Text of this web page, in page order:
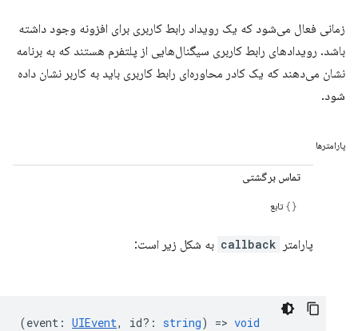
زمانی فعال می‌شود که یک رویداد رابط کاربری برای افزونه وجود داشته
باشد. رویدادهای رابط کاربری سیگنال‌هایی از پلتفرم هستند که به برنامه
نشان می‌دهند که یک کادر محاوره‌ای رابط کاربری باید به کاربر نشان داده
شود.
پارامترها
تماس برگشتی
تابع
پارامتر callback به شکل زیر است:
(event : UIEvent, id? : string) => void